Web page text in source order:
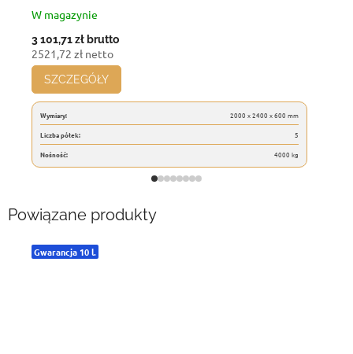
W magazynie
3 101,71 zł brutto
2521,72 zł netto
SZCZEGÓŁY
Wymiary:
2000 x 2400 x 600 mm
Liczba półek:
5
Nośność:
4000 kg
Powiązane produkty
Gwarancja 10 l.